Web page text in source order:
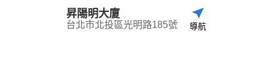
昇陽明大廈
台北市北投區光明路185號 導航